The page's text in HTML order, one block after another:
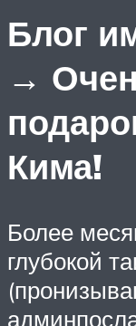
Блог
→
Кима!
Более
глубокой